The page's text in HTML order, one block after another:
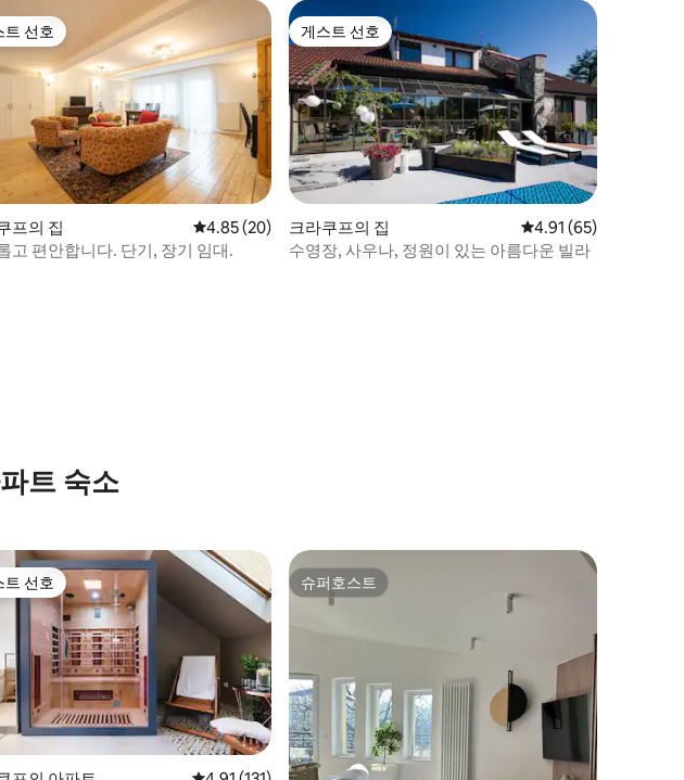
점), 후기 4개
트 선호
트 선호
프의 집 평점 4.85점(5점 만점), 후기 20개
4.85 (20)
고 편안합니다. 단기, 장기 임대.
게스트 선호
게스트 선호
크라쿠프의 집 평점 4.91점(5점 만점
4.91 (65)
수영장, 사우나, 정원이 있는 아름다운 빌라
트 숙소
트 선호
트 선호 슈퍼호스트
슈퍼호스트